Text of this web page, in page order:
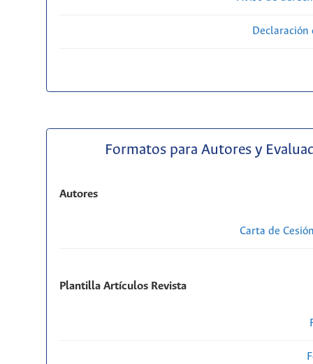
Formatos para Autores y
Autores
Carta de
Plantilla Artículos Revista